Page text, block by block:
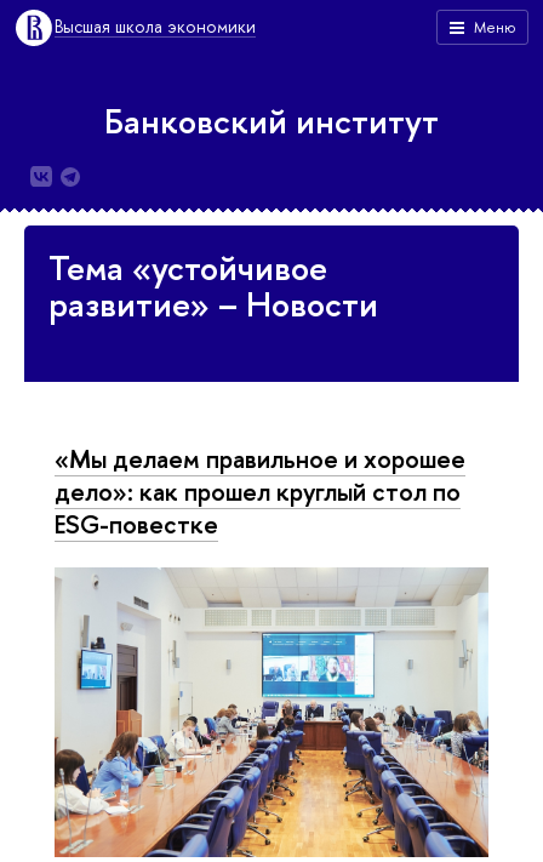
Меню
Высшая школа экономики
Банковский институт
Тема «устойчивое
развитие» – Новости
«Мы делаем правильное и хорошее
дело»: как прошел круглый стол по
ESG-повестке